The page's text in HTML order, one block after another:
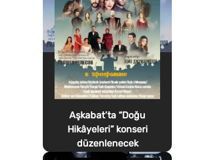
Aşkabat’ta “Doğu
Hikâyeleri” konseri
düzenlenecek